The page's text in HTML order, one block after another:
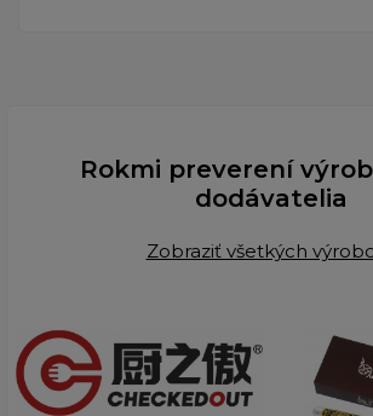
Rokmi preverení
dodávatelia
Zobraziť všetkých